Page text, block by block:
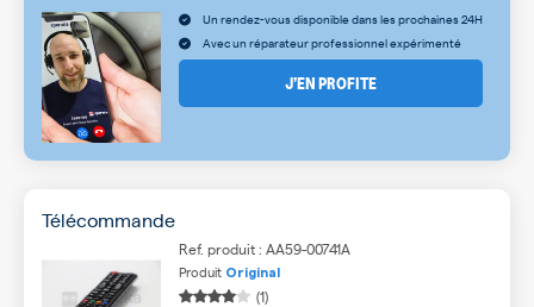
Un rendez-vous disponible dans les prochaines 24H
Avec un réparateur professionnel expérimenté
J’EN PROFITE
Télécommande
Ref. produit : AA59-00741A
Produit Original
(1)